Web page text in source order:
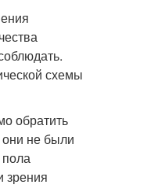
схемы
обратить
не были
зрения